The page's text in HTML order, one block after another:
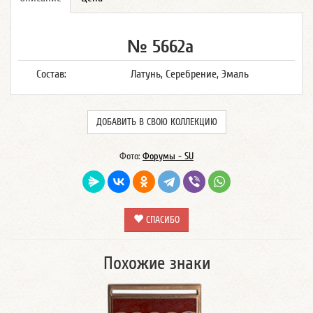
№ 5662а
Состав: Латунь, Серебрение, Эмаль
ДОБАВИТЬ В СВОЮ КОЛЛЕКЦИЮ
Фото: Форумы - SU
СПАСИБО
Похожие знаки